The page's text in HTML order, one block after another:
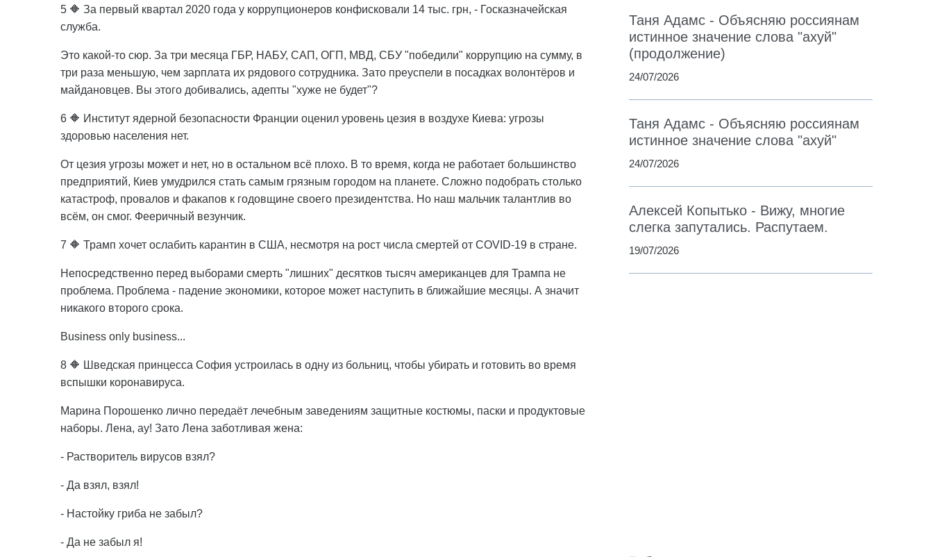
5 🔶 За первый квартал 2020 года у коррупционеров конфисковали 14 тыс. грн, - Госказначейская
служба.
Это какой-то сюр. За три месяца ГБР, НАБУ, САП, ОГП, МВД, СБУ "победили" коррупцию на сумму, в
три раза меньшую, чем зарплата их рядового сотрудника. Зато преуспели в посадках волонтёров и
майдановцев. Вы этого добивались, адепты "хуже не будет"?
6 🔶 Институт ядерной безопасности Франции оценил уровень цезия в воздухе Киева: угрозы
здоровью населения нет.
От цезия угрозы может и нет, но в остальном всё плохо. В то время, когда не работает большинство
предприятий, Киев умудрился стать самым грязным городом на планете. Сложно подобрать столько
катастроф, провалов и факапов к годовщине своего президентства. Но наш мальчик талантлив во
всём, он смог. Фееричный везунчик.
7 🔶 Трамп хочет ослабить карантин в США, несмотря на рост числа смертей от COVID-19 в стране.
Непосредственно перед выборами смерть "лишних" десятков тысяч американцев для Трампа не
проблема. Проблема - падение экономики, которое может наступить в ближайшие месяцы. А значит
никакого второго срока.
Вusiness only business...
8 🔶 Шведская принцесса София устроилась в одну из больниц, чтобы убирать и готовить во время
вспышки коронавируса.
Марина Порошенко лично передаёт лечебным заведениям защитные костюмы, паски и продуктовые
наборы. Лена, ау! Зато Лена заботливая жена:
- Растворитель вирусов взял?
- Да взял, взял!
- Настойку гриба не забыл?
- Да не забыл я!
Таня Адамс - Объясняю россиянам
истинное значение слова "ахуй"
(продолжение)
24/07/2026
Таня Адамс - Объясняю россиянам
истинное значение слова "ахуй"
24/07/2026
Алексей Копытько - Вижу, многие
слегка запутались. Распутаем.
19/07/2026